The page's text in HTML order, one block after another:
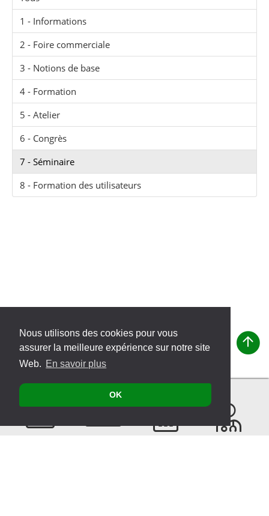
Nous utilisons des cookies pour vous
assurer la meilleure expérience sur notre site
Web. En savoir plus
OK
1 - Informations
2 - Foire commerciale
3 - Notions de base
4 - Formation
5 - Atelier
6 - Congrès
7 - Séminaire
8 - Formation des utilisateurs